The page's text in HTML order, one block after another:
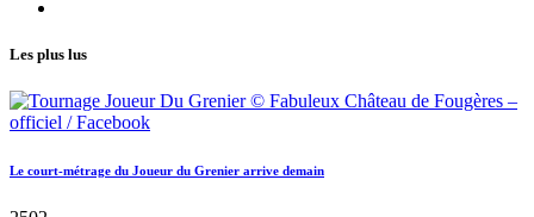
Les plus lus
Le court-métrage du Joueur du Grenier arrive demain